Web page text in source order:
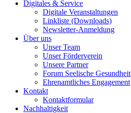
Digitales & Service
Digitale Veranstaltungen
Linkliste (Downloads)
Newsletter-Anmeldung
Über uns
Unser Team
Unser Förderverein
Unsere Partner
Forum Seelische Gesundheit
Ehrenamtliches Engagement
Kontakt
Kontaktformular
Nachhaltigkeit